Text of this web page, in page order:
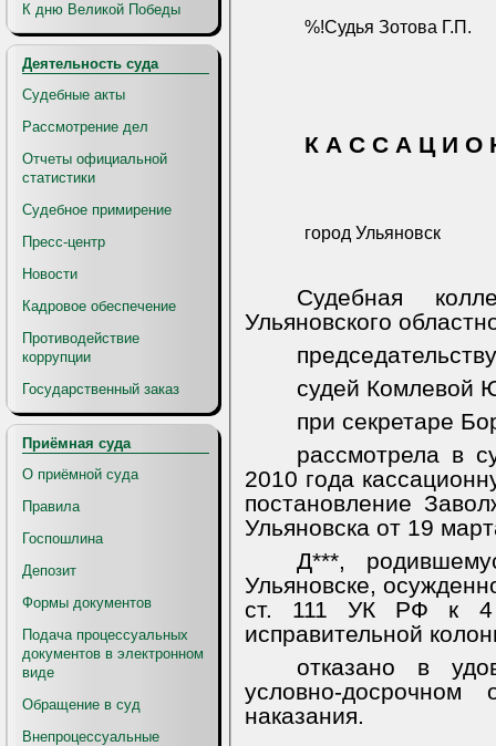
К дню Великой Победы
Деятельность суда
Судебные акты
Рассмотрение дел
Отчеты официальной
статистики
Судебное примирение
Пресс-центр
Новости
Кадровое обеспечение
Противодействие
коррупции
Государственный заказ
Приёмная суда
О приёмной суда
Правила
Госпошлина
Депозит
Формы документов
Подача процессуальных
документов в электронном
виде
Обращение в суд
Внепроцессуальные
%!Судья Зотова Г.П.
К А С С А Ц И О
город Ульяновск
Судебная
Ульяновского
судей Комлевой
при секретаре
рассмотрела в
2010 года
постановление
Ульяновска от 19
Д***,
Ульяновске,
ст. 111 УК РФ к 4
исправительной
отказано в
условно-досрочном
наказания.